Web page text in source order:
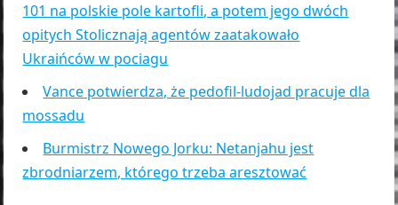
101 na polskie pole kartofli, a potem jego dwóch
opitych Stolicznają agentów zaatakowało
Ukraińców w pociagu
Vance potwierdza, że pedofil-ludojad pracuje dla
mossadu
Burmistrz Nowego Jorku: Netanjahu jest
zbrodniarzem, którego trzeba aresztować